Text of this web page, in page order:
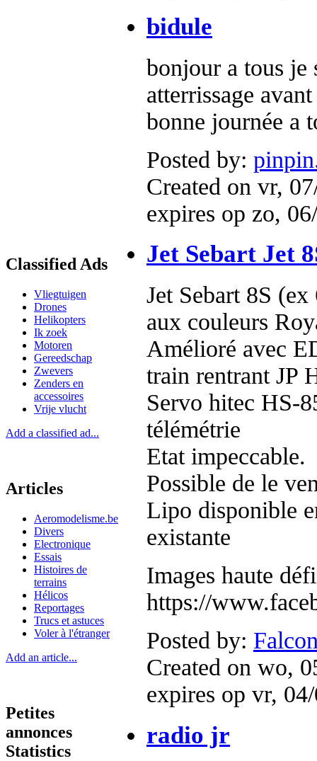
Classified Ads
Vliegtuigen
Drones
Helikopters
Ik zoek
Motoren
Gereedschap
Zwevers
Zenders en
accessoires
Vrije vlucht
Add a classified ad...
Articles
Aeromodelisme.be
Divers
Electronique
Essais
Histoires de
terrains
Hélicos
Reportages
Trucs et astuces
Voler à l'étranger
Add an article...
Petites
annonces
Statistics
bidule
bonjour a tous je
atterrissage
bonne journée a
Posted by:
Created on vr,
expires op zo,
Jet Sebart Jet
Jet Sebart 8S
aux couleurs
Amélioré avec
train rentrant JP
Servo hitec HS-
télémétrie
Etat impeccable.
Possible de le
Lipo disponible
existante
Images haute
https://
Posted by:
Created on wo,
expires op vr,
radio jr